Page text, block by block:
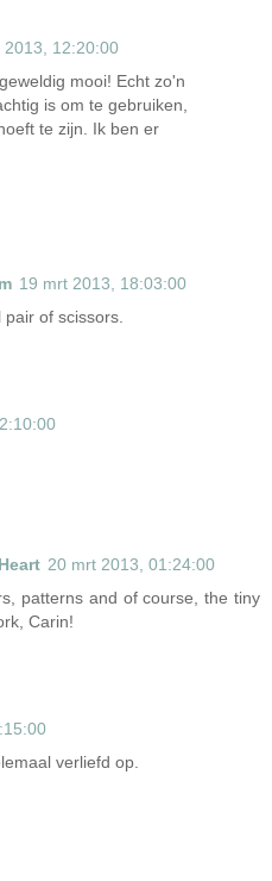
2013, 12:20:00
mooi! Echt zo'n
is om te gebruiken,
te zijn. Ik ben er
19 mrt 2013, 18:03:00
of scissors.
20 mrt 2013, 01:24:00
patterns and of course, the tiny
Carin!
verliefd op.